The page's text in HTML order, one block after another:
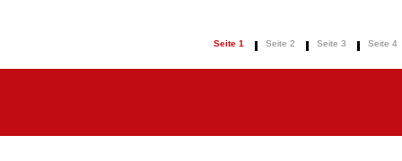
Seite 1 Seite 2 Seite 3 Seite 4